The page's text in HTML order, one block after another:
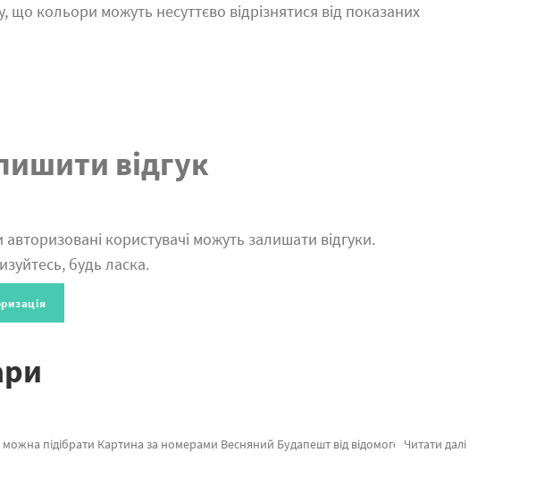
що кольори можуть несуттєво відрізнятися від показаних
відгук
авторизовані користувачі можуть залишати відгуки.
будь ласка.
Читати далі
Тіні спокуси и Маріо а также хороший вибір продукції за вигідними цінами. При покупці Лондон або картина за номерами кіт швидка відправка Полтаву або інші міста. Півонії або картини за номерами одеса, купуйте прямо зараз!